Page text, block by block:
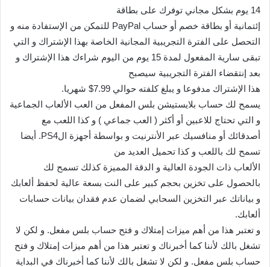
14 يوم بشكل مجاني توفرك على بطاقة
إئتمانية أو بطاقة خصم أو حساب PayPal للتمكن من الإستفادة منه و
التحصل على الفترة التجريبية المجانية الخاصة بهذا الإشتراك و التي
تبقى سارية المفعول لمدة 15 يوم من اليوم شراءك هذا الإشتراك و
بعد إنتقضاء الفترة التجريبية سيصبح
هذا الإشتراك مدفوعا و يبلغ كلفته حوالي 7.99$ شهريا.
يسمح لك حساب بلايستيشن بلس المفعل من العب الألعاب الجماعية
و التي تحتاج للاعبين أو أكثر ( العب جماعي ) و كذا اللعب مع
أصدقائك أو منافسيك عبر الأنترنيت و بواسطة أجهزة الPS4. أيضا
تسمح لك باللعب و كذا تحميل العديد من
الألعاب ذات الجودة العالية و الدقة المميزة كذلك تسمح لك
بالحصول على تخزين بحجم كبير على النت بسعة عالية لحفظ ألعابك
و بياناتك عبر التخزين السحابي لضمان عدم فقدان بيانات حسابات
ألعابك.
و تعتبر هذا من أهم ميزات إمتلاك و فتح حساب بلس مفعل. و لكن لا
تشغل بالك لأننا كما أخبرناك و تعتبر هذا من أهم ميزات إمتلاك و فتح
حساب بلس مفعل. و لكن لا تشغل بالك لأننا كما أخبرناك في البداية